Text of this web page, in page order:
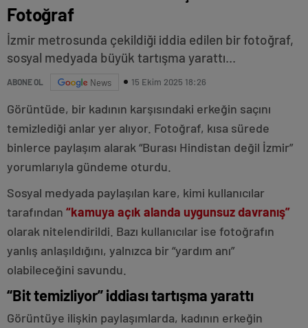
Fotoğraf
İzmir metrosunda çekildiği iddia edilen bir fotoğraf,
sosyal medyada büyük tartışma yarattı...
ABONE OL News 15 Ekim 2025 18:26
Görüntüde, bir kadının karşısındaki erkeğin saçını
temizlediği anlar yer alıyor. Fotoğraf, kısa sürede
binlerce paylaşım alarak “Burası Hindistan değil İzmir”
yorumlarıyla gündeme oturdu.
Sosyal medyada paylaşılan kare, kimi kullanıcılar
tarafından “kamuya açık alanda uygunsuz davranış”
olarak nitelendirildi. Bazı kullanıcılar ise fotoğrafın
yanlış anlaşıldığını, yalnızca bir “yardım anı”
olabileceğini savundu.
“Bit temizliyor” iddiası tartışma yarattı
Görüntüye ilişkin paylaşımlarda, kadının erkeğin